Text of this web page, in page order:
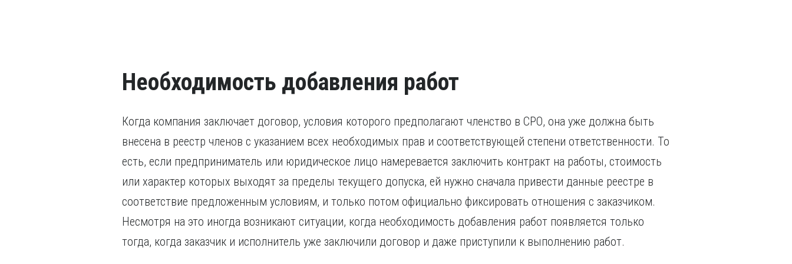
Необходимость добавления работ
Когда компания заключает договор, условия которого предполагают членство в СРО, она уже должна быть
внесена в реестр членов с указанием всех необходимых прав и соответствующей степени ответственности. То
есть, если предприниматель или юридическое лицо намеревается заключить контракт на работы, стоимость
или характер которых выходят за пределы текущего допуска, ей нужно сначала привести данные реестре в
соответствие предложенным условиям, и только потом официально фиксировать отношения с заказчиком.
Несмотря на это иногда возникают ситуации, когда необходимость добавления работ появляется только
тогда, когда заказчик и исполнитель уже заключили договор и даже приступили к выполнению работ.